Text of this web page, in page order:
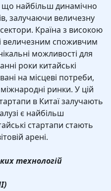
що найбільш динамічно
залучаючи величезну
сектори. Країна з високою
величезним споживчим
можливості для
роки китайські
на місцеві потреби,
ринки. У цій
в Китаї залучають
є найбільш
стартапи стають
арені.
технологій